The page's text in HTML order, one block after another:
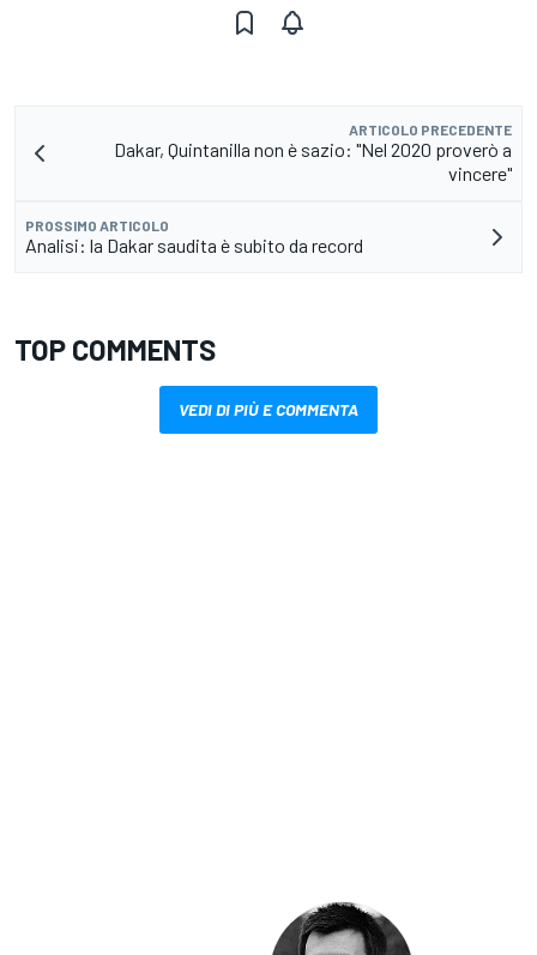
ARTICOLO PRECEDENTE
Dakar, Quintanilla non è sazio: "Nel 2020 proverò a
vincere"
PROSSIMO ARTICOLO
Analisi: la Dakar saudita è subito da record
TOP COMMENTS
VEDI DI PIÙ E COMMENTA